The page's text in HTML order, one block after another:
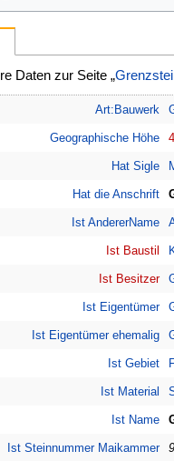
Daten zur Seite „
Art:Bauwerk
Geographische Höhe
Hat Sigle
Hat die Anschrift
Ist AndererName
Ist Baustil
Ist Besitzer
Ist Eigentümer
Ist Eigentümer ehemalig
Ist Gebiet
Ist Material
Ist Name
Ist Steinnummer Maikammer